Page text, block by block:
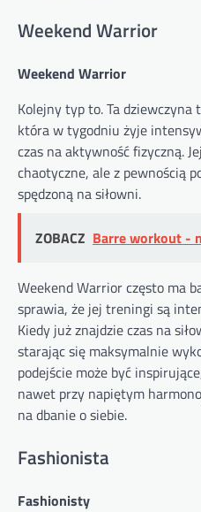
Weekend Warrior
Weekend Warrior
Kolejny typ to. Ta dziewczyna
która w tygodniu żyje
czas na aktywność fizyczną.
chaotyczne, ale z pewnością
spędzoną na siłowni.
ZOBACZ Barre workout -
Weekend Warrior często ma
sprawia, że jej treningi są
Kiedy już znajdzie czas na
starając się maksymalnie
podejście może być
nawet przy napiętym
na dbanie o siebie.
Fashionista
Fashionisty